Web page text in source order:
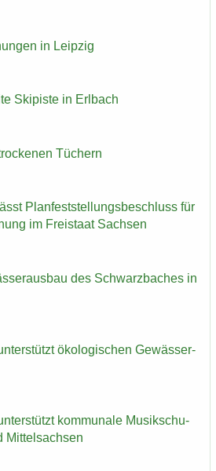
in Leip­zig
Ski­pis­te in Erl­bach
Tü­chern
Plan­fest­stel­lungs­be­schluss für
im Frei­staat Sach­sen
des Schwarz­ba­ches in
öko­lo­gi­schen Ge­wäs­ser­
kom­mu­na­le Mu­sik­schu­
Mit­tel­sach­sen